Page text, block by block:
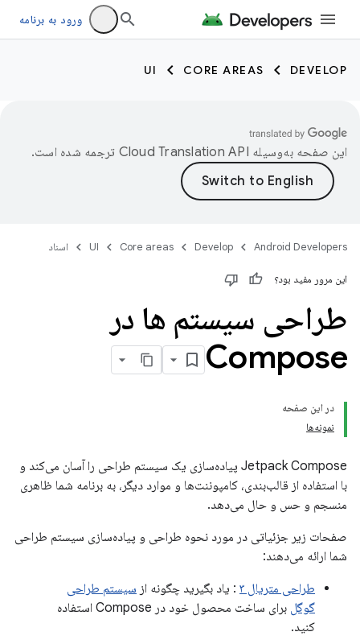
ورود به برنامه
DEVELOP
CORE AREAS
UI
این صفحه به‌وسیله ترجمه شده است.
Android Developers
Develop
Core areas
UI اسناد
این مرور مفید بود؟
طراحی سیستم ها در
Compose
در این صفحه
نمونه‌ها
Jetpack Compose پیاده‌سازی یک سیستم طراحی را آسان می‌کند و
با استفاده از قالب‌بندی، کامپوننت‌ها و موارد دیگر، به برنامه شما ظاهری
منسجم و حس و حال می‌دهد.
صفحات زیر جزئیاتی در مورد نحوه طراحی و پیاده‌سازی سیستم طراحی
شما ارائه می‌دهند:
طراحی متریال ۳
: یاد بگیرید چگونه از سیستم طراحی
گوگل
برای ساخت محصول خود در Compose استفاده
کنید.